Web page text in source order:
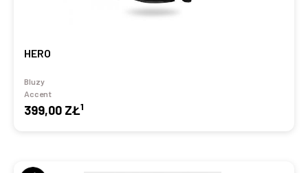
HERO
Bluzy
Accent
399,00 ZŁ1